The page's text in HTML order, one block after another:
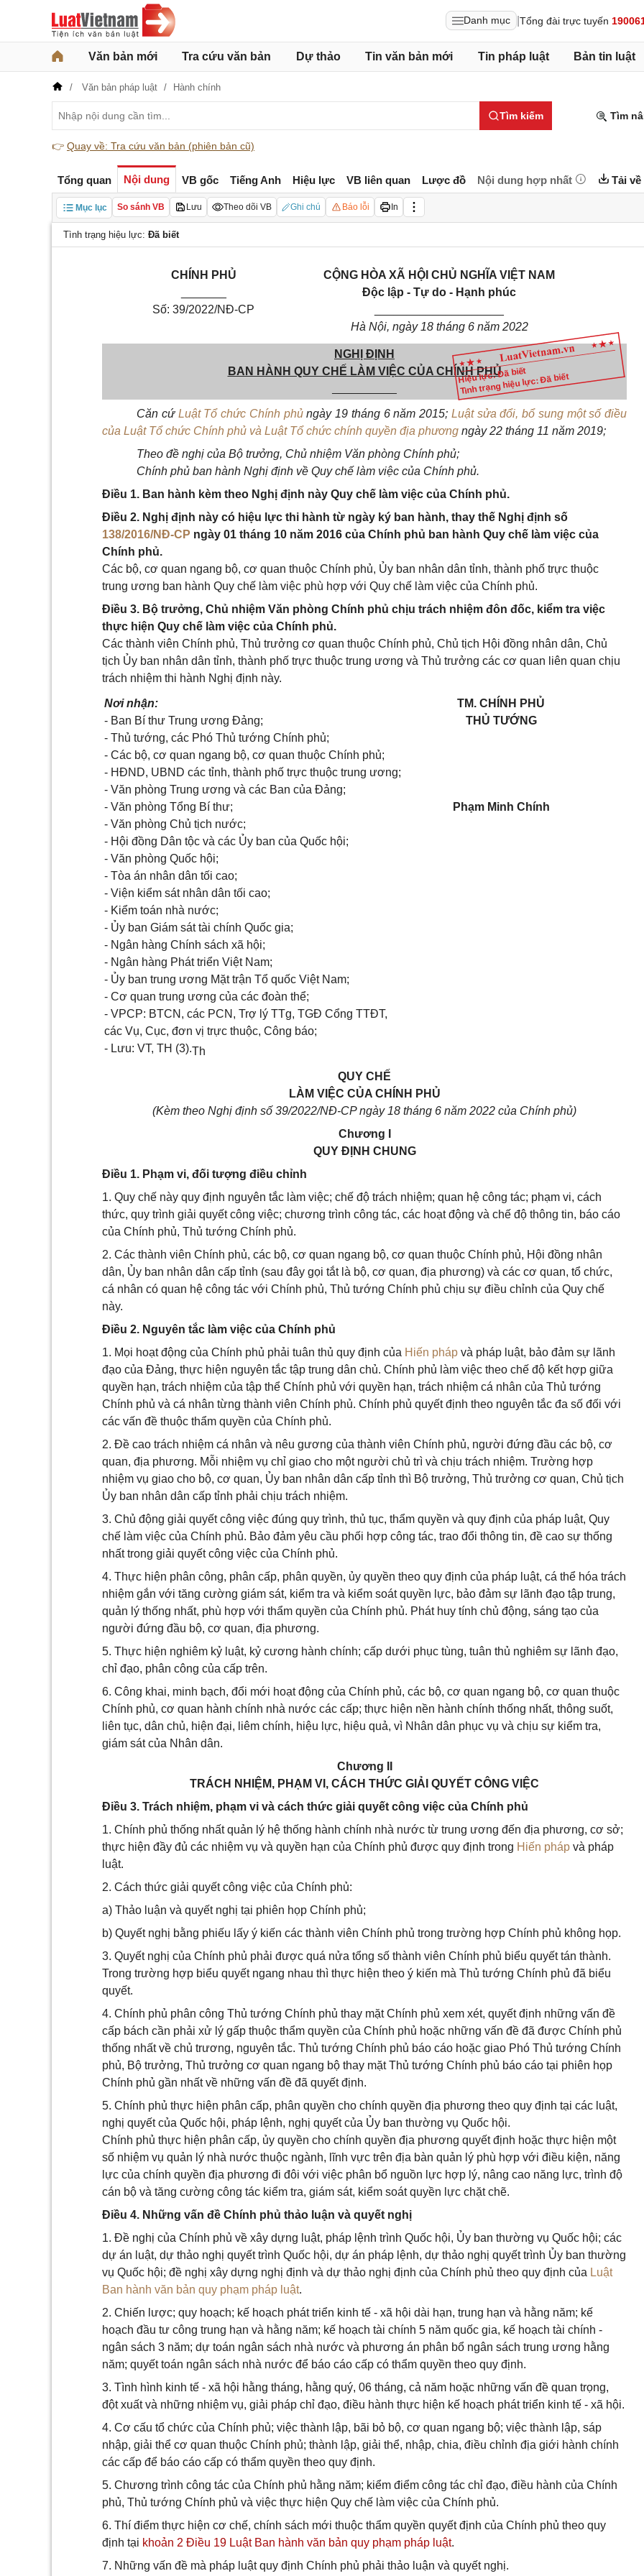
Danh mục Tổng đài trực tuyến
Văn bản mới Tra cứu văn bản Dự thảo Tin văn bản mới Tin pháp luật Bản tin luật
Văn bản pháp luật Hành chính
Tìm kiếm Tìm
👉 Quay về: Tra cứu văn bản (phiên bản cũ)
Tổng quan Nội dung VB gốc Tiếng Anh Hiệu lực VB liên quan Lược đồ Nội dung hợp nhất Tải về
Mục lục So sánh VB Lưu Theo dõi VB Ghi chú Báo lỗi In
Tình trạng hiệu lực: Đã biết
Hiệu lực: Đã biết
Tình trạng hiệu lực: Đã biết
CHÍNH PHỦ
Số: 39/2022/NĐ-CP
CỘNG HÒA XÃ HỘI CHỦ NGHĨA VIỆT NAM
Độc lập - Tự do - Hạnh phúc
Hà Nội, ngày 18 tháng 6 năm 2022
NGHỊ ĐỊNH
BAN HÀNH QUY CHẾ LÀM VIỆC CỦA CHÍNH PHỦ
Căn cứ Luật Tổ chức Chính phủngày 19 tháng 6 năm 2015; Luật sửa đổi, bổ sung một số điều
của Luật Tổ chức Chính phủ và Luật Tổ chức chính quyền địa phương ngày 22 tháng 11 năm 2019;
Theo đề nghị của Bộ trưởng, Chủ nhiệm Văn phòng Chính phủ;
Chính phủ ban hành Nghị định về Quy chế làm việc của Chính phủ.
Điều 1. Ban hành kèm theo Nghị định này Quy chế làm việc của Chính phủ.
Điều 2. Nghị định này có hiệu lực thi hành từ ngày ký ban hành, thay thế Nghị định số
138/2016/NĐ-CP ngày 01 tháng 10 năm 2016 của Chính phủ ban hành Quy chế làm việc của
Chính phủ.
Các bộ, cơ quan ngang bộ, cơ quan thuộc Chính phủ, Ủy ban nhân dân tỉnh, thành phố trực thuộc
trung ương ban hành Quy chế làm việc phù hợp với Quy chế làm việc của Chính phủ.
Điều 3. Bộ trưởng, Chủ nhiệm Văn phòng Chính phủ chịu trách nhiệm đôn đốc, kiểm tra việc
thực hiện Quy chế làm việc của Chính phủ.
Các thành viên Chính phủ, Thủ trưởng cơ quan thuộc Chính phủ, Chủ tịch Hội đồng nhân dân, Chủ
tịch Ủy ban nhân dân tỉnh, thành phố trực thuộc trung ương và Thủ trưởng các cơ quan liên quan chịu
trách nhiệm thi hành Nghị định này.
Nơi nhận:
- Ban Bí thư Trung ương Đảng;
- Thủ tướng, các Phó Thủ tướng Chính phủ;
- Các bộ, cơ quan ngang bộ, cơ quan thuộc Chính phủ;
- HĐND, UBND các tỉnh, thành phố trực thuộc trung ương;
- Văn phòng Trung ương và các Ban của Đảng;
- Văn phòng Tổng Bí thư;
- Văn phòng Chủ tịch nước;
- Hội đồng Dân tộc và các Ủy ban của Quốc hội;
- Văn phòng Quốc hội;
- Tòa án nhân dân tối cao;
- Viện kiểm sát nhân dân tối cao;
- Kiểm toán nhà nước;
- Ủy ban Giám sát tài chính Quốc gia;
- Ngân hàng Chính sách xã hội;
- Ngân hàng Phát triển Việt Nam;
- Ủy ban trung ương Mặt trận Tổ quốc Việt Nam;
- Cơ quan trung ương của các đoàn thể;
- VPCP: BTCN, các PCN, Trợ lý TTg, TGĐ Cổng TTĐT,
các Vụ, Cục, đơn vị trực thuộc, Công báo;
- Lưu: VT, TH (3).Th
TM. CHÍNH PHỦ
THỦ TƯỚNG
Phạm Minh Chính
QUY CHẾ
LÀM VIỆC CỦA CHÍNH PHỦ
(Kèm theo Nghị định số 39/2022/NĐ-CP ngày 18 tháng 6 năm 2022 của Chính phủ)
Chương I
QUY ĐỊNH CHUNG
Điều 1. Phạm vi, đối tượng điều chỉnh
1. Quy chế này quy định nguyên tắc làm việc; chế độ trách nhiệm; quan hệ công tác; phạm vi, cách
thức, quy trình giải quyết công việc; chương trình công tác, các hoạt động và chế độ thông tin, báo cáo
của Chính phủ, Thủ tướng Chính phủ.
2. Các thành viên Chính phủ, các bộ, cơ quan ngang bộ, cơ quan thuộc Chính phủ, Hội đồng nhân
dân, Ủy ban nhân dân cấp tỉnh (sau đây gọi tắt là bộ, cơ quan, địa phương) và các cơ quan, tổ chức,
cá nhân có quan hệ công tác với Chính phủ, Thủ tướng Chính phủ chịu sự điều chỉnh của Quy chế
này.
Điều 2. Nguyên tắc làm việc của Chính phủ
1. Mọi hoạt động của Chính phủ phải tuân thủ quy định của Hiến pháp và pháp luật, bảo đảm sự lãnh
đạo của Đảng, thực hiện nguyên tắc tập trung dân chủ. Chính phủ làm việc theo chế độ kết hợp giữa
quyền hạn, trách nhiệm của tập thể Chính phủ với quyền hạn, trách nhiệm cá nhân của Thủ tướng
Chính phủ và cá nhân từng thành viên Chính phủ. Chính phủ quyết định theo nguyên tắc đa số đối với
các vấn đề thuộc thẩm quyền của Chính phủ.
2. Đề cao trách nhiệm cá nhân và nêu gương của thành viên Chính phủ, người đứng đầu các bộ, cơ
quan, địa phương. Mỗi nhiệm vụ chỉ giao cho một người chủ trì và chịu trách nhiệm. Trường hợp
nhiệm vụ giao cho bộ, cơ quan, Ủy ban nhân dân cấp tỉnh thì Bộ trưởng, Thủ trưởng cơ quan, Chủ tịch
Ủy ban nhân dân cấp tỉnh phải chịu trách nhiệm.
3. Chủ động giải quyết công việc đúng quy trình, thủ tục, thẩm quyền và quy định của pháp luật, Quy
chế làm việc của Chính phủ. Bảo đảm yêu cầu phối hợp công tác, trao đổi thông tin, đề cao sự thống
nhất trong giải quyết công việc của Chính phủ.
4. Thực hiện phân công, phân cấp, phân quyền, ủy quyền theo quy định của pháp luật, cá thể hóa trách
nhiệm gắn với tăng cường giám sát, kiểm tra và kiểm soát quyền lực, bảo đảm sự lãnh đạo tập trung,
quản lý thống nhất, phù hợp với thẩm quyền của Chính phủ. Phát huy tính chủ động, sáng tạo của
người đứng đầu bộ, cơ quan, địa phương.
5. Thực hiện nghiêm kỷ luật, kỷ cương hành chính; cấp dưới phục tùng, tuân thủ nghiêm sự lãnh đạo,
chỉ đạo, phân công của cấp trên.
6. Công khai, minh bạch, đổi mới hoạt động của Chính phủ, các bộ, cơ quan ngang bộ, cơ quan thuộc
Chính phủ, cơ quan hành chính nhà nước các cấp; thực hiện nền hành chính thống nhất, thông suốt,
liên tục, dân chủ, hiện đại, liêm chính, hiệu lực, hiệu quả, vì Nhân dân phục vụ và chịu sự kiểm tra,
giám sát của Nhân dân.
Chương II
TRÁCH NHIỆM, PHẠM VI, CÁCH THỨC GIẢI QUYẾT CÔNG VIỆC
Điều 3. Trách nhiệm, phạm vi và cách thức giải quyết công việc của Chính phủ
1. Chính phủ thống nhất quản lý hệ thống hành chính nhà nước từ trung ương đến địa phương, cơ sở;
thực hiện đầy đủ các nhiệm vụ và quyền hạn của Chính phủ được quy định trong Hiến pháp và pháp
luật.
2. Cách thức giải quyết công việc của Chính phủ:
a) Thảo luận và quyết nghị tại phiên họp Chính phủ;
b) Quyết nghị bằng phiếu lấy ý kiến các thành viên Chính phủ trong trường hợp Chính phủ không họp.
3. Quyết nghị của Chính phủ phải được quá nửa tổng số thành viên Chính phủ biểu quyết tán thành.
Trong trường hợp biểu quyết ngang nhau thì thực hiện theo ý kiến mà Thủ tướng Chính phủ đã biểu
quyết.
4. Chính phủ phân công Thủ tướng Chính phủ thay mặt Chính phủ xem xét, quyết định những vấn đề
cấp bách cần phải xử lý gấp thuộc thẩm quyền của Chính phủ hoặc những vấn đề đã được Chính phủ
thống nhất về chủ trương, nguyên tắc. Thủ tướng Chính phủ báo cáo hoặc giao Phó Thủ tướng Chính
phủ, Bộ trưởng, Thủ trưởng cơ quan ngang bộ thay mặt Thủ tướng Chính phủ báo cáo tại phiên họp
Chính phủ gần nhất về những vấn đề đã quyết định.
5. Chính phủ thực hiện phân cấp, phân quyền cho chính quyền địa phương theo quy định tại các luật,
nghị quyết của Quốc hội, pháp lệnh, nghị quyết của Ủy ban thường vụ Quốc hội.
Chính phủ thực hiện phân cấp, ủy quyền cho chính quyền địa phương quyết định hoặc thực hiện một
số nhiệm vụ quản lý nhà nước thuộc ngành, lĩnh vực trên địa bàn quản lý phù hợp với điều kiện, năng
lực của chính quyền địa phương đi đôi với việc phân bổ nguồn lực hợp lý, nâng cao năng lực, trình độ
cán bộ và tăng cường công tác kiểm tra, giám sát, kiểm soát quyền lực chặt chẽ.
Điều 4. Những vấn đề Chính phủ thảo luận và quyết nghị
1. Đề nghị của Chính phủ về xây dựng luật, pháp lệnh trình Quốc hội, Ủy ban thường vụ Quốc hội; các
dự án luật, dự thảo nghị quyết trình Quốc hội, dự án pháp lệnh, dự thảo nghị quyết trình Ủy ban thường
vụ Quốc hội; đề nghị xây dựng nghị định và dự thảo nghị định của Chính phủ theo quy định của Luật
Ban hành văn bản quy phạm pháp luật.
2. Chiến lược; quy hoạch; kế hoạch phát triển kinh tế - xã hội dài hạn, trung hạn và hằng năm; kế
hoạch đầu tư công trung hạn và hằng năm; kế hoạch tài chính 5 năm quốc gia, kế hoạch tài chính -
ngân sách 3 năm; dự toán ngân sách nhà nước và phương án phân bổ ngân sách trung ương hằng
năm; quyết toán ngân sách nhà nước để báo cáo cấp có thẩm quyền theo quy định.
3. Tình hình kinh tế - xã hội hằng tháng, hằng quý, 06 tháng, cả năm hoặc những vấn đề quan trọng,
đột xuất và những nhiệm vụ, giải pháp chỉ đạo, điều hành thực hiện kế hoạch phát triển kinh tế - xã hội.
4. Cơ cấu tổ chức của Chính phủ; việc thành lập, bãi bỏ bộ, cơ quan ngang bộ; việc thành lập, sáp
nhập, giải thể cơ quan thuộc Chính phủ; thành lập, giải thể, nhập, chia, điều chỉnh địa giới hành chính
các cấp để báo cáo cấp có thẩm quyền theo quy định.
5. Chương trình công tác của Chính phủ hằng năm; kiểm điểm công tác chỉ đạo, điều hành của Chính
phủ, Thủ tướng Chính phủ và việc thực hiện Quy chế làm việc của Chính phủ.
6. Thí điểm thực hiện cơ chế, chính sách mới thuộc thẩm quyền quyết định của Chính phủ theo quy
định tại khoản 2 Điều 19 Luật Ban hành văn bản quy phạm pháp luật.
7. Những vấn đề mà pháp luật quy định Chính phủ phải thảo luận và quyết nghị.